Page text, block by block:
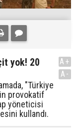
yok! 20
"Türkiye
provokatif
yöneticisi
kullandı.
A+
A-